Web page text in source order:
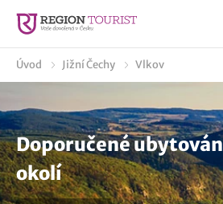
Úvod Jižní Čechy Vlkov
Doporučené
okolí